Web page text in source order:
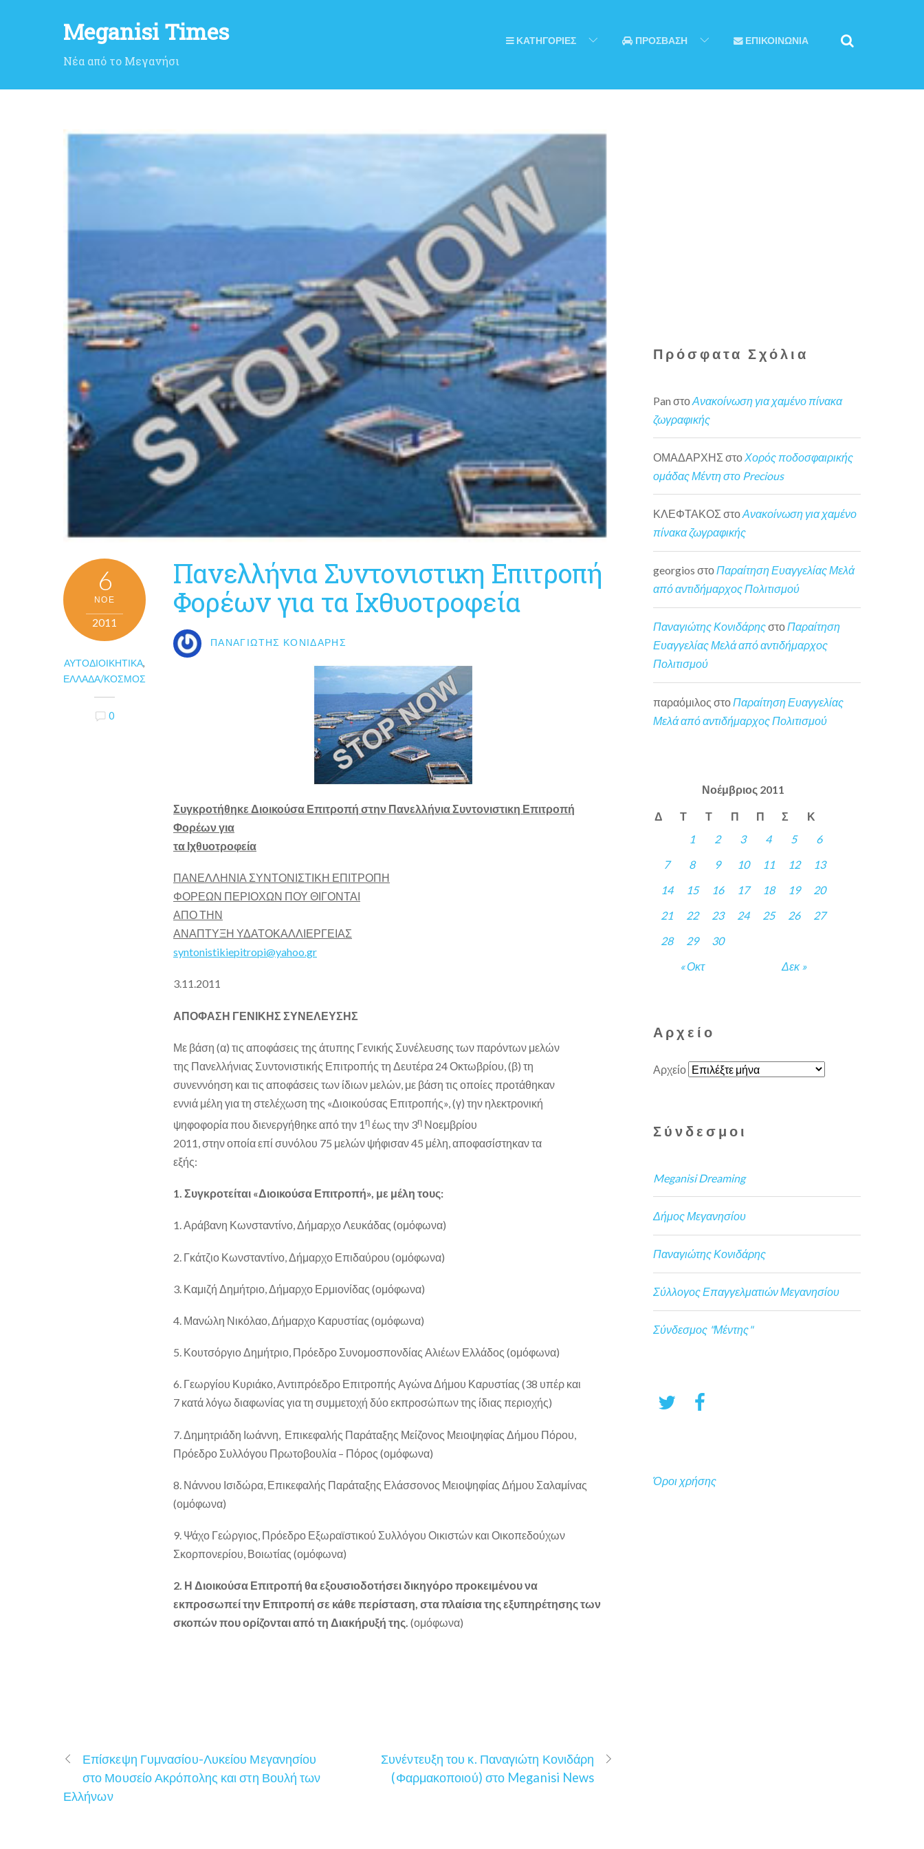
Meganisi Times
Νέα από το Μεγανήσι
ΚΑΤΗΓΟΡΙΕΣ ΠΡΟΣΒΑΣΗ ΕΠΙΚΟΙΝΩΝΙΑ
6
ΝΟΈ
2011
ΑΥΤΟΔΙΟΙΚΗΤΙΚΆ,
ΕΛΛΆΔΑ/ΚΌΣΜΟΣ
0
Πανελλήνια Συντονιστικη Επιτροπή
Φορέων για τα Ιχθυοτροφεία
ΠΑΝΑΓΙΏΤΗΣ ΚΟΝΙΔΆΡΗΣ
Συγκροτήθηκε Διοικούσα Επιτροπή στην Πανελλήνια Συντονιστικη Επιτροπή
Φορέων για
τα Ιχθυοτροφεία
ΠΑΝΕΛΛΗΝΙΑ ΣΥΝΤΟΝΙΣΤΙΚΗ ΕΠΙΤΡΟΠΗ
ΦΟΡΕΩΝ ΠΕΡΙΟΧΩΝ ΠΟΥ ΘΙΓΟΝΤΑΙ
ΑΠΟ ΤΗΝ
ΑΝΑΠΤΥΞΗ ΥΔΑΤΟΚΑΛΛΙΕΡΓΕΙΑΣ
syntonistikiepitropi@yahoo.gr
3.11.2011
ΑΠΟΦΑΣΗ ΓΕΝΙΚΗΣ ΣΥΝΕΛΕΥΣΗΣ
Με βάση (α) τις αποφάσεις της άτυπης Γενικής Συνέλευσης των παρόντων μελών
της Πανελλήνιας Συντονιστικής Επιτροπής τη Δευτέρα 24 Οκτωβρίου, (β) τη
συνεννόηση και τις αποφάσεις των ίδιων μελών, με βάση τις οποίες προτάθηκαν
εννιά μέλη για τη στελέχωση της «Διοικούσας Επιτροπής», (γ) την ηλεκτρονική
ψηφοφορία που διενεργήθηκε από την 1ηέως την 3η Νοεμβρίου
2011, στην οποία επί συνόλου 75 μελών ψήφισαν 45 μέλη, αποφασίστηκαν τα
εξής:
1. Συγκροτείται «Διοικούσα Επιτροπή», με μέλη τους:
1. Αράβανη Κωνσταντίνο, Δήμαρχο Λευκάδας (ομόφωνα)
2. Γκάτζιο Κωνσταντίνο, Δήμαρχο Επιδαύρου (ομόφωνα)
3. Καμιζή Δημήτριο, Δήμαρχο Ερμιονίδας (ομόφωνα)
4. Μανώλη Νικόλαο, Δήμαρχο Καρυστίας (ομόφωνα)
5. Κουτσόργιο Δημήτριο, Πρόεδρο Συνομοσπονδίας Αλιέων Ελλάδος (ομόφωνα)
6. Γεωργίου Κυριάκο, Αντιπρόεδρο Επιτροπής Αγώνα Δήμου Καρυστίας (38 υπέρ και
7 κατά λόγω διαφωνίας για τη συμμετοχή δύο εκπροσώπων της ίδιας περιοχής)
7. Δημητριάδη Ιωάννη, Επικεφαλής Παράταξης Μείζονος Μειοψηφίας Δήμου Πόρου,
Πρόεδρο Συλλόγου Πρωτοβουλία – Πόρος (ομόφωνα)
8. Νάννου Ισιδώρα, Επικεφαλής Παράταξης Ελάσσονος Μειοψηφίας Δήμου Σαλαμίνας
(ομόφωνα)
9. Ψάχο Γεώργιος, Πρόεδρο Εξωραϊστικού Συλλόγου Οικιστών και Οικοπεδούχων
Σκορπονερίου, Βοιωτίας (ομόφωνα)
2. Η Διοικούσα Επιτροπή θα εξουσιοδοτήσει δικηγόρο προκειμένου να
εκπροσωπεί την Επιτροπή σε κάθε περίσταση, στα πλαίσια της εξυπηρέτησης των
σκοπών που ορίζονται από τη Διακήρυξή της. (ομόφωνα)
Επίσκεψη Γυμνασίου-Λυκείου Μεγανησίου
στο Μουσείο Ακρόπολης και στη Βουλή των
Ελλήνων
Συνέντευξη του κ. Παναγιώτη Κονιδάρη
(Φαρμακοποιού) στο Meganisi News
Πρόσφατα Σχόλια
Pan στοΑνακοίνωση για χαμένο πίνακα
ζωγραφικής
ΟΜΑΔΑΡΧΗΣ στο Χορός ποδοσφαιρικής
ομάδας Μέντη στο Precious
ΚΛΕΦΤΑΚΟΣ στοΑνακοίνωση για χαμένο
πίνακα ζωγραφικής
georgios στοΠαραίτηση Ευαγγελίας Μελά
από αντιδήμαρχος Πολιτισμού
Παναγιώτης ΚονιδάρηςστοΠαραίτηση
Ευαγγελίας Μελά από αντιδήμαρχος
Πολιτισμού
παραόμιλος στο Παραίτηση Ευαγγελίας
Μελά από αντιδήμαρχος Πολιτισμού
Νοέμβριος 2011
Δ Τ Τ Π Π Σ Κ
« Οκτ Δεκ »
1 2 3 4 5
6
7
8 9 10 11 12
13
14
15 16 17 18 19
20
21
22 23 24 25 26
27
28
29 30
Αρχείο
Αρχείο
Σύνδεσμοι
Meganisi Dreaming
Δήμος Μεγανησίου
Παναγιώτης Κονιδάρης
Σύλλογος Επαγγελματιών Μεγανησίου
Σύνδεσμος "Μέντης"
Όροι χρήσης